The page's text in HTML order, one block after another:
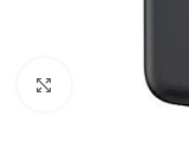
Click to enlarge